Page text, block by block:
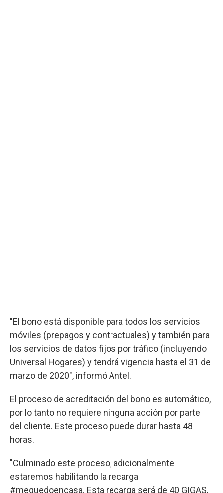
"El bono está disponible para todos los servicios
móviles (prepagos y contractuales) y también para
los servicios de datos fijos por tráfico (incluyendo
Universal Hogares) y tendrá vigencia hasta el 31 de
marzo de 2020", informó Antel.
El proceso de acreditación del bono es automático,
por lo tanto no requiere ninguna acción por parte
del cliente. Este proceso puede durar hasta 48
horas.
"Culminado este proceso, adicionalmente
estaremos habilitando la recarga
#mequedoencasa. Esta recarga será de 40 GIGAS,